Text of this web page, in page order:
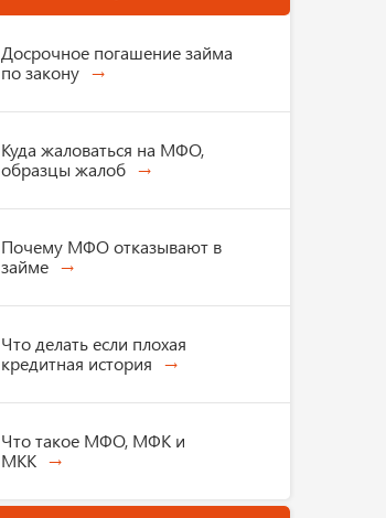
Досрочное погашение займа
по закону
Куда жаловаться на МФО,
образцы жалоб
Почему МФО отказывают в
займе
Что делать если плохая
кредитная история
Что такое МФО, МФК и
МКК